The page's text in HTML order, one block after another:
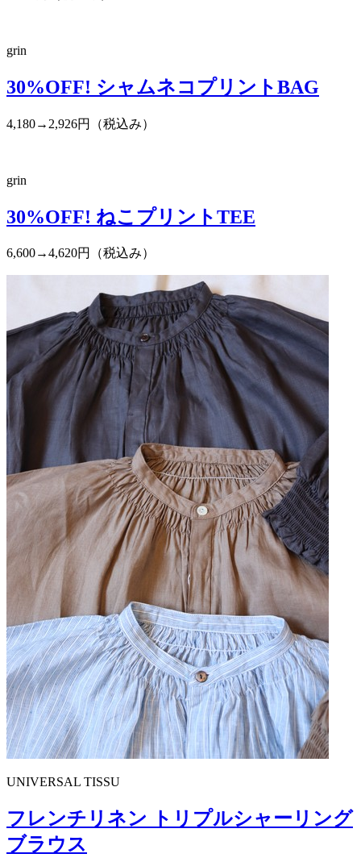
grin
30%OFF! シャムネコプリントBAG
4,180→2,926円（税込み）
grin
30%OFF! ねこプリントTEE
6,600→4,620円（税込み）
UNIVERSAL TISSU
フレンチリネン トリプルシャーリング
ブラウス